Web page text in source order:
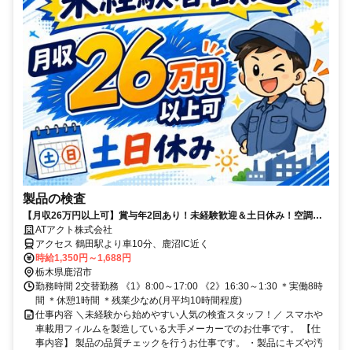
製品の検査
【月収26万円以上可】賞与年2回あり！未経験歓迎＆土日休み！空調完
備で快適♪
ATアクト株式会社
アクセス 鶴田駅より車10分、鹿沼IC近く
時給1,350円～1,688円
栃木県鹿沼市
勤務時間 2交替勤務 《1》8:00～17:00 《2》16:30～1:30 ＊実働8時
間 ＊休憩1時間 ＊残業少なめ(月平均10時間程度)
仕事内容 ＼未経験から始めやすい人気の検査スタッフ！／ スマホや
車載用フィルムを製造している大手メーカーでのお仕事です。 【仕
事内容】 製品の品質チェックを行うお仕事です。 ・製品にキズや汚